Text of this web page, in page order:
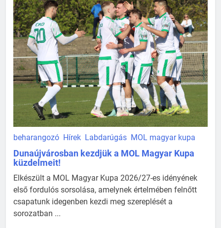
beharangozó Hírek Labdarúgás MOL magyar kupa
Dunaújvárosban kezdjük a MOL Magyar Kupa
küzdelmeit!
Elkészült a MOL Magyar Kupa 2026/27-es idényének
első fordulós sorsolása, amelynek értelmében felnőtt
csapatunk idegenben kezdi meg szereplését a
sorozatban ...